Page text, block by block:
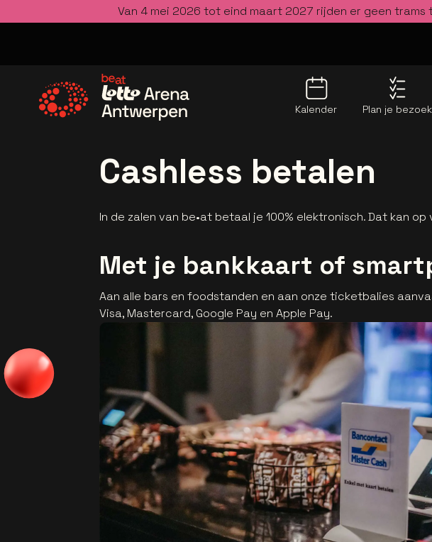
Van 4 mei 2026 tot eind maart 2027 rijden er geen
Kalender Plan je bezoek
Cashless betalen
In de zalen van be•at betaal je 100% elektronisch. Dat kan
Met je bankkaart of
Aan alle bars en foodstanden en aan onze ticketbalies
Visa, Mastercard, Google Pay en Apple Pay.